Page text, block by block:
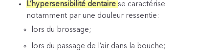
L’hypersensibilité dentairese caractérise
notamment par une douleur ressentie:
lors du brossage;
lors du passage de l’air dans la bouche;